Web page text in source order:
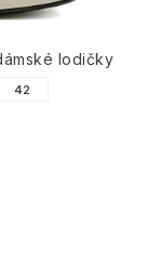
lodičky
42